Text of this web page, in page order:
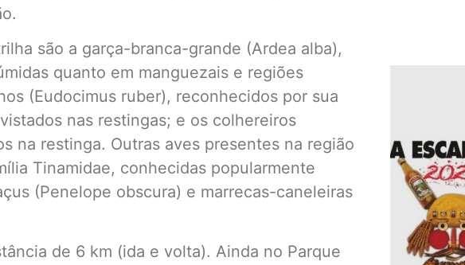
são a garça-branca-grande (Ardea alba),
quanto em manguezais e regiões
(Eudocimus ruber), reconhecidos por sua
nas restingas; e os colhereiros
na restinga. Outras aves presentes na região
Tinamidae, conhecidas popularmente
(Penelope obscura) e marrecas-caneleiras
de 6 km (ida e volta). Ainda no Parque